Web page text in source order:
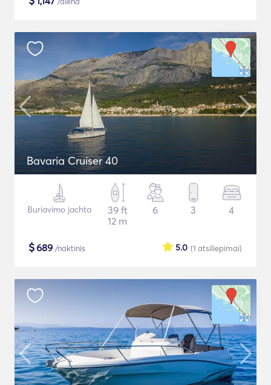
Bavaria Cruiser 40
Buriavimo jachta
39 ft
12 m
6 3 4
$689 /naktinis (1 atsiliepimai)
5.0